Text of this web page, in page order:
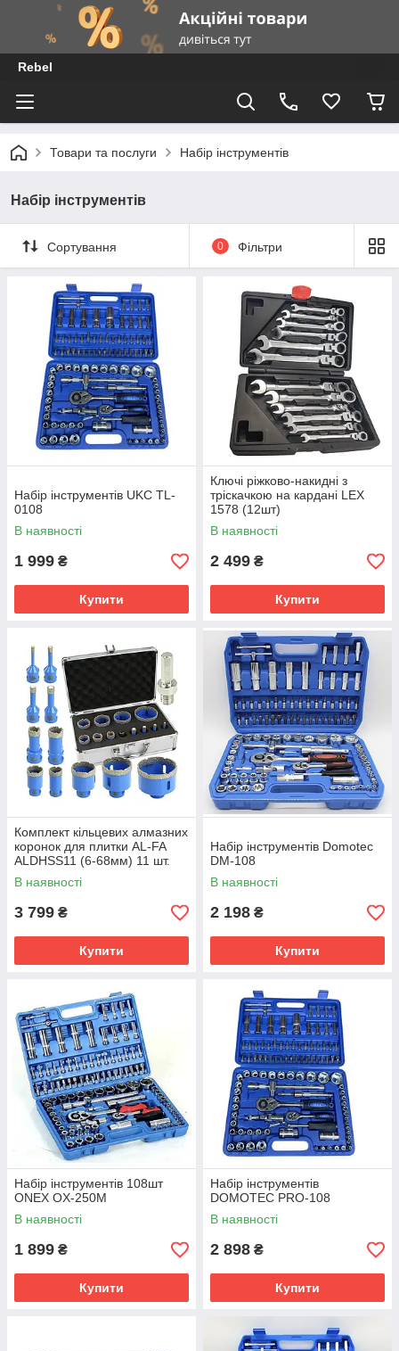
Rebel
Товари та послуги Набір інструментів
Набір інструментів
Сортування 0 Фільтри
Набір інструментів UKC TL-
0108
В наявності
1 999 ₴
Купити
Ключі ріжково-накидні з
тріскачкою на кардані LEX
1578 (12шт)
В наявності
2 499 ₴
Купити
Комплект кільцевих алмазних
коронок для плитки AL-FA
ALDHSS11 (6-68мм) 11 шт.
В наявності
3 799 ₴
Купити
Набір інструментів Domotec
DM-108
В наявності
2 198 ₴
Купити
Набір інструментів 108шт
ONEX OX-250M
В наявності
1 899 ₴
Купити
Набір інструментів
DOMOTEC PRO-108
В наявності
2 898 ₴
Купити